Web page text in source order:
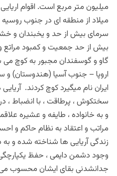
میلیون متر مربع است. اقوام
میلاد از منطقه ای در جنوب روسیه
سرمای بیش از حد و یخبندان و
بیش از حد جمعیت و کمبود مراتع
گاو و گوسفندان مجبور به کوچ
اروپا – جنوب آسیا (هندوستان) و
ایران نام میگیرد کوچ کردند.
سختکوش ، پرطاقت ، با انضباط ،
و به خانواده ، طایفه و عشیره
مراتب و اعتقاد به نظام حاکم و
زندگی آریایی ها شناخته شده و
وجود دشمن دایمی ، حفظ
جدانشدنی بقای ایشان محسوب